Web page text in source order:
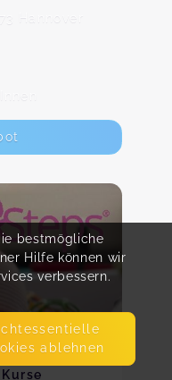
Hannover
bestmögliche
Hilfe können wir
verbessern.
ablehnen